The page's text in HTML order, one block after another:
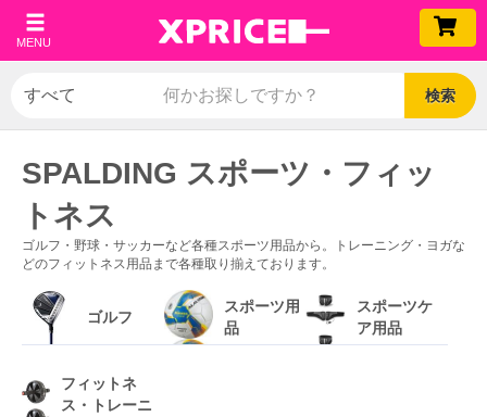
MENU
検索
SPALDING スポーツ・フィッ
トネス
ゴルフ・野球・サッカーなど各種スポーツ用品から。トレーニング・ヨガな
どのフィットネス用品まで各種取り揃えております。
ゴルフ
スポーツ用
品
スポーツケ
ア用品
フィットネ
ス・トレーニ